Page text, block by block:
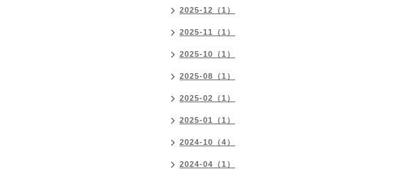
2025-12（1）
2025-11（1）
2025-10（1）
2025-08（1）
2025-02（1）
2025-01（1）
2024-10（4）
2024-04（1）